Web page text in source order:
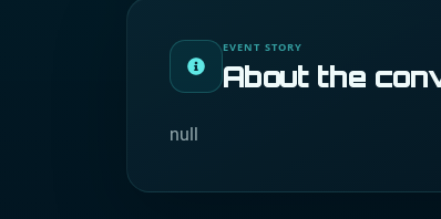
EVENT STORY
About the
null